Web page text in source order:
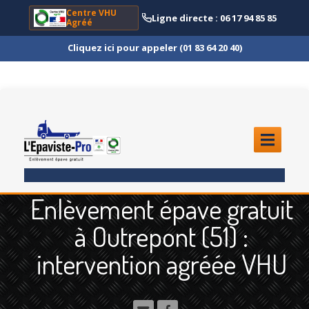
Centre VHU
Agréé
Ligne directe : 06 17 94 85 85
Cliquez ici pour appeler (01 83 64 20 40)
ENLÈVEMENTÉPAVE
Quoi ?
Scooteret Moto
Camion
et Poids Lourd
Enlèvement épave gratuit
à Outrepont (51) :
intervention agréée VHU